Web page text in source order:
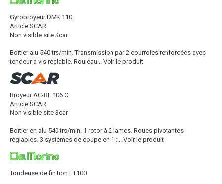
Gyrobroyeur DMK 110
Article SCAR
Non visible site Scar
Boîtier alu 540 trs/min. Transmission par 2 courroies renforcées avec
tendeur à vis réglable. Rouleau...
Voir le produit
Broyeur AC-BF 106 C
Article SCAR
Non visible site Scar
Boîtier en alu 540 trs/min. 1 rotor à 2 lames. Roues pivotantes
réglables. 3 systèmes de coupe en 1 :...
Voir le produit
Tondeuse de finition ET100